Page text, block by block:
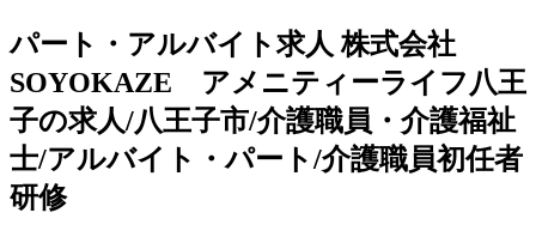
パート ・アルバイト求人 株式会社
SOYOKAZE アメニティーライフ八王
子の求人/八王子市/介護職員・介護福祉
士/アルバイト・パート/介護職員初任者
研修